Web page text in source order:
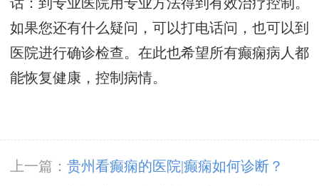
话：到专业医院用专业方法得到有效治疗控制。
如果您还有什么疑问，可以打电话问，也可以到
医院进行确诊检查。在此也希望所有癫痫病人都
能恢复健康，控制病情。
上一篇： 贵州看癫痫的医院|癫痫如何诊断？